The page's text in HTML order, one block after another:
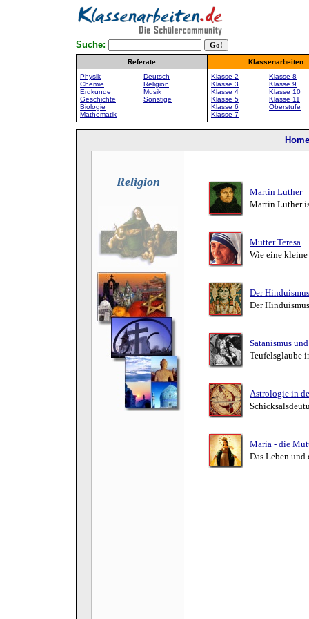
Suche:
Referate
Klassenarbeiten
Physik
Chemie
Erdkunde
Geschichte
Biologie
Mathematik
Deutsch
Religion
Musik
Sonstige
Klasse 2
Klasse 3
Klasse 4
Klasse 5
Klasse 6
Klasse 7
Klasse 8
Klasse 9
Klasse 10
Klasse 11
Oberstufe
Home
Religion
Martin Luther
Martin Luther
Mutter Teresa
Wie eine
Der Hinduismus
Der
Satanismus
Teufelsglaube
Astrologie in
Maria - die
Das Leben und